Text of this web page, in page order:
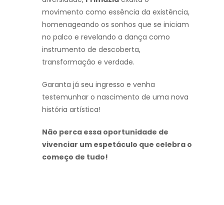
movimento como essência da existência,
homenageando os sonhos que se iniciam
no palco e revelando a dança como
instrumento de descoberta,
transformação e verdade.
Garanta já seu ingresso e venha
testemunhar o nascimento de uma nova
história artística!
Não perca essa oportunidade de
vivenciar um espetáculo que celebra o
começo de tudo!